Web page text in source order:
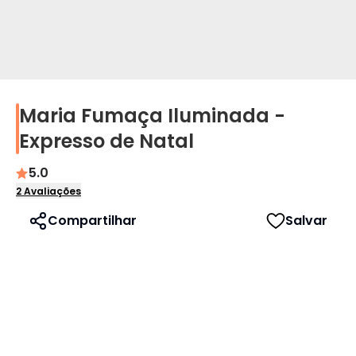
Perfil
Português
Maria Fumaça Iluminada -
Expresso de Natal
5.0
2Avaliações
Compartilhar Salvar